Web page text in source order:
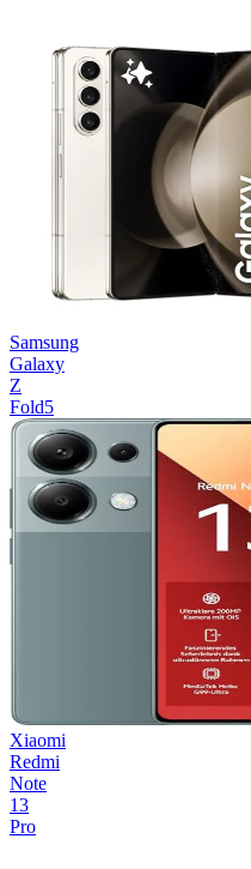
Samsung
Galaxy
Z
Fold5
Xiaomi
Redmi
Note
13
Pro